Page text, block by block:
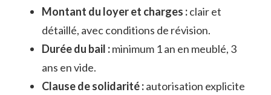
Montant du loyer et charges :clair et
détaillé, avec conditions de révision.
Durée du bail :minimum 1 an en meublé, 3
ans en vide.
Clause de solidarité :autorisation explicite